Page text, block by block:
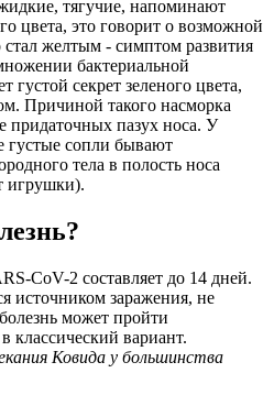
тягучие, напоминают
цвета, это говорит о возможной
стал желтым - симптом развития
бактериальной
густой секрет зеленого цвета,
Причиной такого насморка
придаточных пазух носа. У
густые сопли бывают
тела в полость носа
игрушки).
CoV-2 составляет до 14 дней.
источником заражения, не
может пройти
классический вариант.
Ковида у большинства